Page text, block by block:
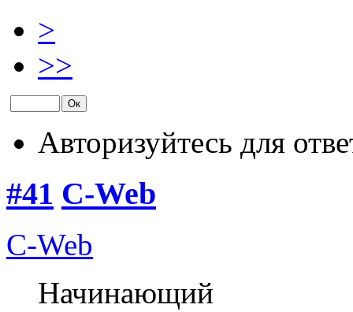
>
>>
Авторизуйтесь для
#41 C-Web
C-Web
Начинающий